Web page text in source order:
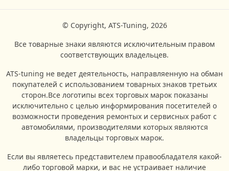
© Copyright, ATS-Tuning, 2026
Все товарные знаки являются исключительным правом
соответствующих владельцев.
ATS-tuning не ведет деятельность, направляенную на обман
покупателей с использованием товарных знаков третьих
сторон.Все логотипы всех торговых марок показаны
исключительно с целью информирования посетителей о
возможности проведения ремонтых и сервисных работ с
автомобилями, производителями которых являются
владельцы торговых марок.
Если вы являетесь представителем правообладателя какой-
либо торговой марки, и вас не устраивает наличие